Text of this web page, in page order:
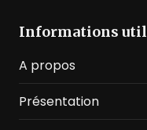
Informations
A propos
Présentation